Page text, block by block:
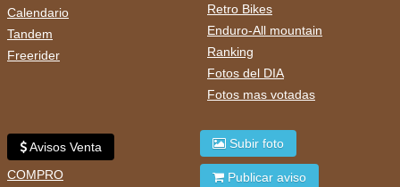
Calendario
Tandem
Freerider
Retro Bikes
Enduro-All mountain
Ranking
Fotos del DIA
Fotos mas votadas
Avisos Venta
COMPRO
Subir foto
Publicar aviso